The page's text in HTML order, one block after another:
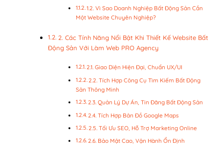
1.2. Vì Sao Doanh Nghiệp Bất Động Sản Cần
Một Website Chuyên Nghiệp?
2. Các Tính Năng Nổi Bật Khi Thiết Kế Website Bất
Động Sản Với Làm Web PRO Agency
2.1. Giao Diện Hiện Đại, Chuẩn UX/UI
2.2. Tích Hợp Công Cụ Tìm Kiếm Bất Động
Sản Thông Minh
2.3. Quản Lý Dự Án, Tin Đăng Bất Động Sản
2.4. Tích Hợp Bản Đồ Google Maps
2.5. Tối Ưu SEO, Hỗ Trợ Marketing Online
2.6. Bảo Mật Cao, Vận Hành Ổn Định